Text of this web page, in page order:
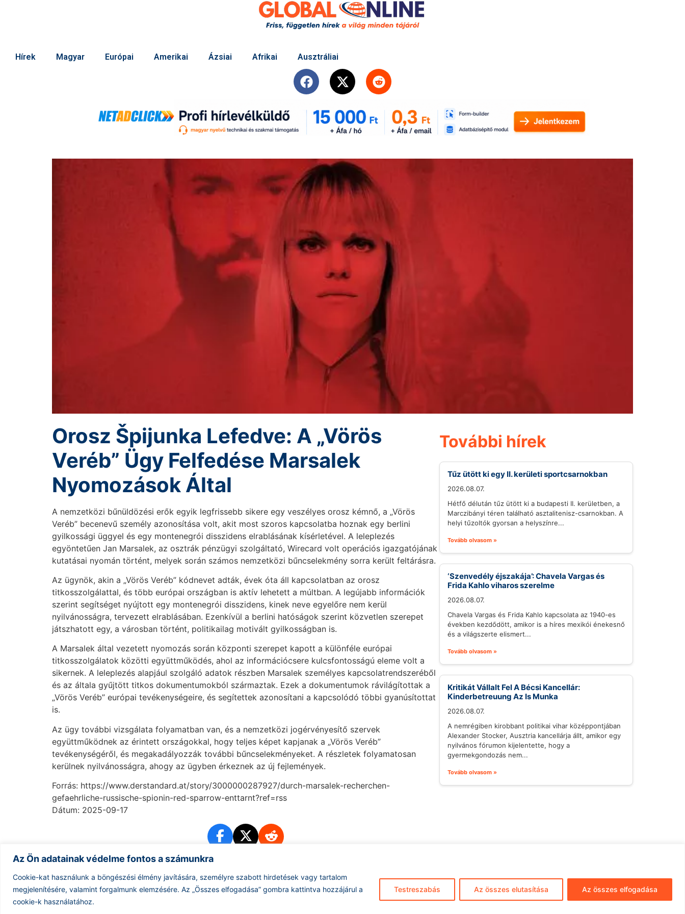
Az Ön adatainak védelme fontos a számunkra
Cookie-kat használunk a böngészési élmény javítására, személyre szabott hirdetések vagy tartalom
megjelenítésére, valamint forgalmunk elemzésére. Az „Összes elfogadása” gombra kattintva hozzájárul a
cookie-k használatához.
Testreszabás Az összes elutasítása Az összes elfogadása
Hírek Magyar Európai Amerikai Ázsiai Afrikai Ausztráliai
Orosz Špijunka Lefedve: A „Vörös
Veréb” Ügy Felfedése Marsalek
Nyomozások Által
A nemzetközi bűnüldözési erők egyik legfrissebb sikere egy veszélyes orosz kémnő, a „Vörös
Veréb” becenevű személy azonosítása volt, akit most szoros kapcsolatba hoznak egy berlini
gyilkossági üggyel és egy montenegrói disszidens elrablásának kísérletével. A leleplezés
egyöntetűen Jan Marsalek, az osztrák pénzügyi szolgáltató, Wirecard volt operációs igazgatójának
kutatásai nyomán történt, melyek során számos nemzetközi bűncselekmény sorra került feltárásra.
Az ügynök, akin a „Vörös Veréb” kódnevet adták, évek óta áll kapcsolatban az orosz
titkosszolgálattal, és több európai országban is aktív lehetett a múltban. A legújabb információk
szerint segítséget nyújtott egy montenegrói disszidens, kinek neve egyelőre nem kerül
nyilvánosságra, tervezett elrablásában. Ezenkívül a berlini hatóságok szerint közvetlen szerepet
játszhatott egy, a városban történt, politikailag motivált gyilkosságban is.
A Marsalek által vezetett nyomozás során központi szerepet kapott a különféle európai
titkosszolgálatok közötti együttműködés, ahol az információcsere kulcsfontosságú eleme volt a
sikernek. A leleplezés alapjául szolgáló adatok részben Marsalek személyes kapcsolatrendszeréből
és az általa gyűjtött titkos dokumentumokból származtak. Ezek a dokumentumok rávilágítottak a
„Vörös Veréb” európai tevékenységeire, és segítettek azonosítani a kapcsolódó többi gyanúsítottat
is.
Az ügy további vizsgálata folyamatban van, és a nemzetközi jogérvényesítő szervek
együttműködnek az érintett országokkal, hogy teljes képet kapjanak a „Vörös Veréb”
tevékenységéről, és megakadályozzák további bűncselekményeket. A részletek folyamatosan
kerülnek nyilvánosságra, ahogy az ügyben érkeznek az új fejlemények.
Forrás: https://www.derstandard.at/story/3000000287927/durch-marsalek-recherchen-
gefaehrliche-russische-spionin-red-sparrow-enttarnt?ref=rss
Dátum: 2025-09-17
További hírek
Tűz ütött ki egy II. kerületi sportcsarnokban
2026.08.07.
Hétfő délután tűz ütött ki a budapesti II. kerületben, a
Marczibányi téren található asztalitenisz-csarnokban. A
helyi tűzoltók gyorsan a helyszínre...
Tovább olvasom »
‘Szenvedély éjszakája’: Chavela Vargas és
Frida Kahlo viharos szerelme
2026.08.07.
Chavela Vargas és Frida Kahlo kapcsolata az 1940-es
években kezdődött, amikor is a híres mexikói énekesnő
és a világszerte elismert...
Tovább olvasom »
Kritikát Vállalt Fel A Bécsi Kancellár:
Kinderbetreuung Az Is Munka
2026.08.07.
A nemrégiben kirobbant politikai vihar középpontjában
Alexander Stocker, Ausztria kancellárja állt, amikor egy
nyilvános fórumon kijelentette, hogy a
gyermekgondozás nem...
Tovább olvasom »
Hírarchívum Impresszum ÁSZF Adatkezelés